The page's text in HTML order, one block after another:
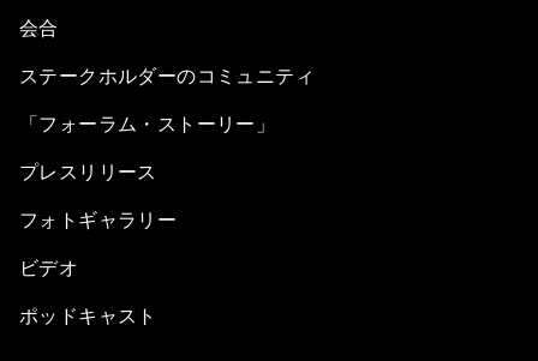
会合
ステークホルダーのコミュニティ
「フォーラム・ストーリー」
プレスリリース
フォトギャラリー
ビデオ
ポッドキャスト